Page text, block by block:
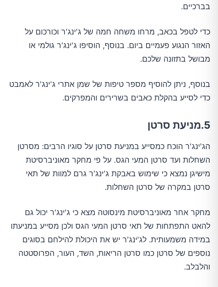
בברכיים.
כדי לטפל בכאב, מרחו משחה חמה של ג'ינג'ר וכורכום על
האזור הנגוע פעמיים ביום. בנוסף, הוסיפו ג'ינג'ר גולמי או
מבושל בתזונה שלכם.
בנוסף, ניתן להוסיף מספר טיפות של שמן אתרי ג'ינג'ר לאמבט
כדי לסייע בהקלת כאבים בשרירים והמפרקים.
5.מניעת סרטן
הג'ינג'ר הוכח כמסייע במניעת סרטן על סוגיו הרבים: מסרטן
השחלות ועד סרטן המעי הגס. על פי מחקר מאוניברסיטת
מישיגן נמצא כי שימוש באבקת ג'ינג'ר גרם למוות של תאי
סרטן במקרה של סרטן השחלות.
מחקר אחר מאוניברסיטת מינסוטה מצא כי ג'ינג'ר יכול גם
להאט התפתחות של תאי סרטן המעי הגס ולכן מסייע במניעתו
במידה משמעותית. לג'ינג'ר יש את היכולת להילחם בסוגים
נוספים של סרטן כמו סרטן הריאות, השד, העור, הפרוסטטה
והלבלב.